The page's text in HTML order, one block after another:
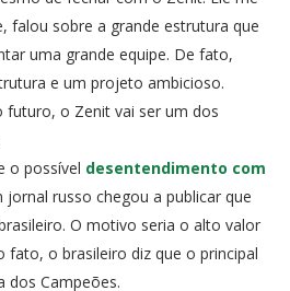
falou sobre a grande estrutura que
uma grande equipe. De fato,
e um projeto ambicioso.
futuro, o Zenit vai ser um dos
o possível desentendimento com
jornal russo chegou a publicar que
O motivo seria o alto valor
fato, o brasileiro diz que o principal
dos Campeões.